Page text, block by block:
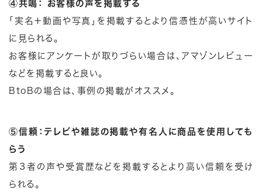
④共鳴： お客様の声を掲載する
「実名＋動画や写真」を掲載するとより信憑性が高いサイト
に見られる。
お客様にアンケートが取りづらい場合は、アマゾンレビュー
などを掲載すると良い。
BtoBの場合は、事例の掲載がオススメ。
⑤信頼：テレビや雑誌の掲載や有名人に商品を使用しても
らう
第３者の声や受賞歴などを掲載するとより高い信頼を受け
られる。